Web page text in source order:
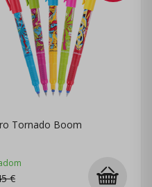
Tornado Boom
€